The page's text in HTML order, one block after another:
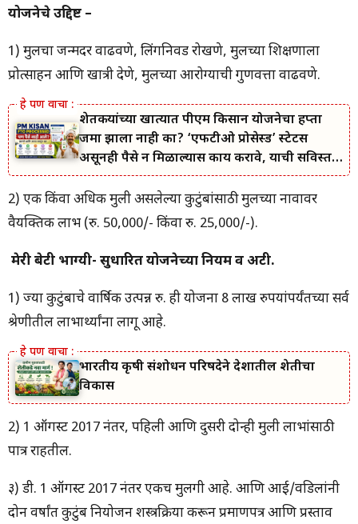
योजनेचे उद्दिष्ट –
1) मुलींचा जन्मदर वाढवणे, लिंगनिवड रोखणे, मुलींच्या शिक्षणाला
प्रोत्साहन आणि खात्री देणे, मुलींच्या आरोग्याची गुणवत्ता वाढवणे.
शेतकऱ्यांच्या खात्यात पीएम किसान योजनेचा हप्ता
जमा झाला नाही का? ‘एफटीओ प्रोसेस्ड’ स्टेटस
असूनही पैसे न मिळाल्यास काय करावे, याची सविस्तर
माहिती जाणून घ्या.
2) एक किंवा अधिक मुली असलेल्या कुटुंबांसाठी मुलींच्या नावावर
वैयक्तिक लाभ (रु. 50,000/- किंवा रु. 25,000/-).
मेरी बेटी भाग्यश्री- सुधारित योजनेच्या नियम व अटी.
1) ज्या कुटुंबाचे वार्षिक उत्पन्न रु. ही योजना 8 लाख रुपयांपर्यंतच्या सर्व
श्रेणीतील लाभार्थ्यांना लागू आहे.
भारतीय कृषी संशोधन परिषदेने देशातील शेतीचा
विकास
2) 1 ऑगस्ट 2017 नंतर, पहिली आणि दुसरी दोन्ही मुली लाभांसाठी
पात्र राहतील.
३) डी. 1 ऑगस्ट 2017 नंतर एकच मुलगी आहे. आणि आई/वडिलांनी
दोन वर्षांत कुटुंब नियोजन शस्त्रक्रिया करून प्रमाणपत्र आणि प्रस्ताव